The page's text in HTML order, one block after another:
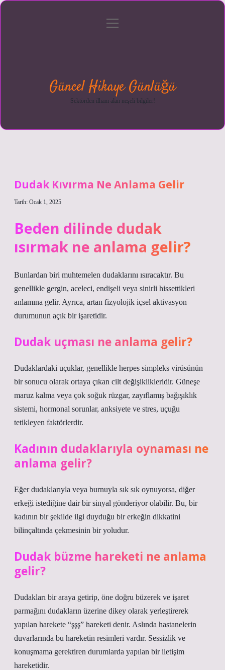
menüyü
Güncel Hikaye Günlüğü
Sektörden ilham alan neşeli bilgiler!
Dudak Kıvırma Ne Anlama Gelir
Tarih: Ocak 1, 2025
Beden dilinde dudak
ısırmak ne anlama gelir?
Bunlardan biri muhtemelen dudaklarını ısıracaktır. Bu
genellikle gergin, aceleci, endişeli veya sinirli hissettikleri
anlamına gelir. Ayrıca, artan fizyolojik içsel aktivasyon
durumunun açık bir işaretidir.
Dudak uçması ne anlama gelir?
Dudaklardaki uçuklar, genellikle herpes simpleks virüsünün
bir sonucu olarak ortaya çıkan cilt değişiklikleridir. Güneşe
maruz kalma veya çok soğuk rüzgar, zayıflamış bağışıklık
sistemi, hormonal sorunlar, anksiyete ve stres, uçuğu
tetikleyen faktörlerdir.
Kadının dudaklarıyla oynaması ne
anlama gelir?
Eğer dudaklarıyla veya burnuyla sık sık oynuyorsa, diğer
erkeği istediğine dair bir sinyal gönderiyor olabilir. Bu, bir
kadının bir şekilde ilgi duyduğu bir erkeğin dikkatini
bilinçaltında çekmesinin bir yoludur.
Dudak büzme hareketi ne anlama
gelir?
Dudakları bir araya getirip, öne doğru büzerek ve işaret
parmağını dudakların üzerine dikey olarak yerleştirerek
yapılan harekete “şşş” hareketi denir. Aslında hastanelerin
duvarlarında bu hareketin resimleri vardır. Sessizlik ve
konuşmama gerektiren durumlarda yapılan bir iletişim
hareketidir.